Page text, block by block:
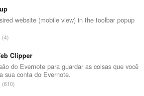
e
website (mobile view) in the toolbar popup
4
Clipper
do Evernote para guardar as coisas que você
sua conta do Evernote.
610